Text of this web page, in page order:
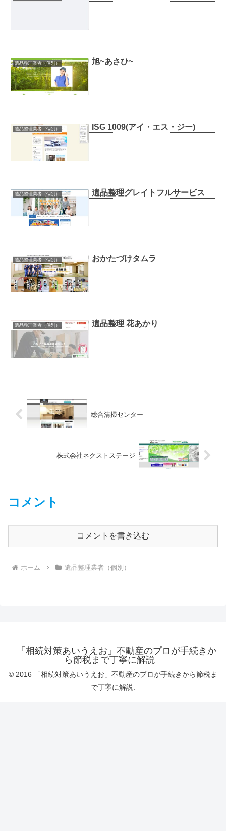
遺品整理業者（個別） 旭~あさひ~
遺品整理業者（個別） ISG 1009(アイ・エス・ジー)
遺品整理業者（個別） 遺品整理グレイトフルサービス
遺品整理業者（個別） おかたづけタムラ
遺品整理業者（個別） 遺品整理 花あかり
総合清掃センター
株式会社ネクストステージ
コメント
コメントを書き込む
ホーム 遺品整理業者（個別）
「相続対策あいうえお」不動産のプロが手続きか
ら節税まで丁寧に解説
© 2016 「相続対策あいうえお」不動産のプロが手続きから節税ま
で丁寧に解説.